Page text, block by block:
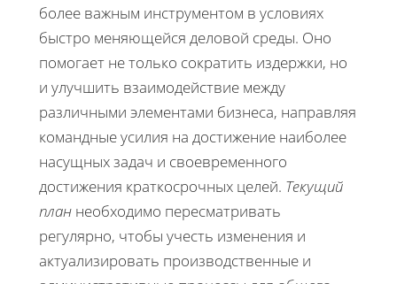
более важным инструментом в условиях
быстро меняющейся деловой среды. Оно
помогает не только сократить издержки, но
и улучшить взаимодействие между
различными элементами бизнеса, направляя
командные усилия на достижение наиболее
насущных задач и своевременного
достижения краткосрочных целей. Текущий
план необходимо пересматривать
регулярно, чтобы учесть изменения и
актуализировать производственные и